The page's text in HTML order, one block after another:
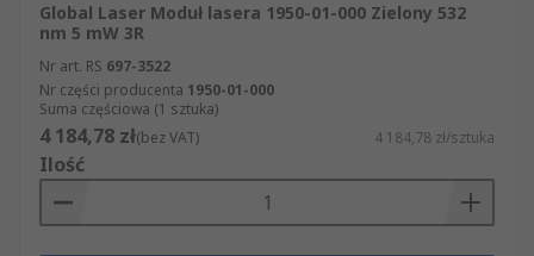
Global Laser Moduł lasera 1950-01-000 Zielony 532
nm 5 mW 3R
Nr art. RS 697-3522
Nr części producenta 1950-01-000
Suma częściowa (1 sztuka)
4 184,78 zł(bez VAT) 4 184,78 zł/sztuka
Ilość